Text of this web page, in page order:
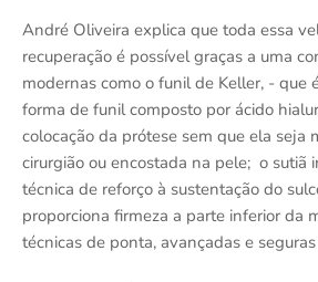
André Oliveira explica que toda essa
recuperação é possível graças a uma
modernas como o funil de Keller, - que
forma de funil composto por ácido
colocação da prótese sem que ela seja
cirurgião ou encostada na pele; o sutiã
técnica de reforço à sustentação do
proporciona firmeza a parte inferior da
técnicas de ponta, avançadas e